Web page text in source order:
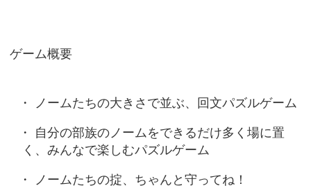
ゲーム概要
ノームたちの大きさで並ぶ、回文パズルゲーム
自分の部族のノームをできるだけ多く場に置
く、みんなで楽しむパズルゲーム
ノームたちの掟、ちゃんと守ってね！